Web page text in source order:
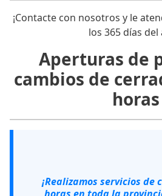
¡Contacte con nosotros y le
los 365 días del
Aperturas de
cambios de
horas
¡Realizamos servicios de